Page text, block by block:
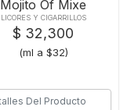
Mojito Of Mixe
X1000ml
LICORES Y CIGARRILLOS
$ 32,300
(ml a $32)